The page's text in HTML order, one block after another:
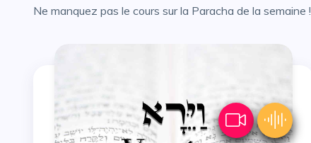
Ne manquez pas le cours sur la Paracha de la semaine !